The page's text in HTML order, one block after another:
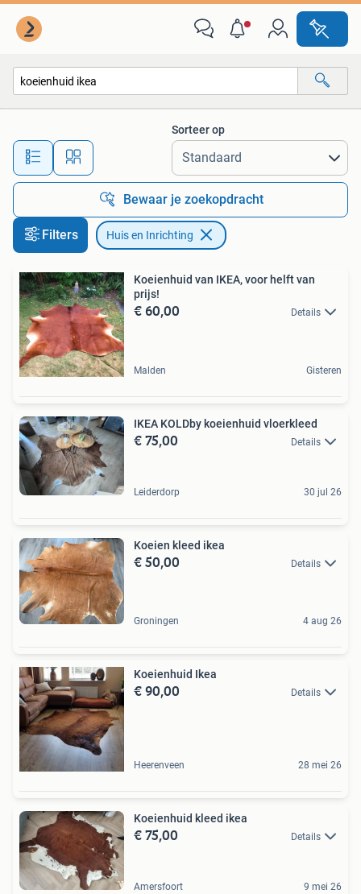
Alle afstanden…
Sorteer op
Bewaar je zoekopdracht
Filters Huis en Inrichting
Koeienhuid van IKEA, voor helft van
prijs!
€ 60,00 Details
Malden Gisteren
IKEA KOLDby koeienhuid vloerkleed
€ 75,00 Details
Leiderdorp 30 jul 26
Koeien kleed ikea
€ 50,00 Details
Groningen 4 aug 26
Koeienhuid Ikea
€ 90,00 Details
Heerenveen 28 mei 26
Koeienhuid kleed ikea
€ 75,00 Details
Amersfoort 9 mei 26